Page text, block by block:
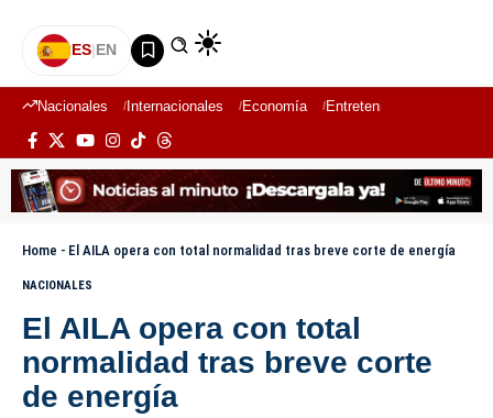
ES|EN
Nacionales Internacionales Economía Entretenimiento
Home - El AILA opera con total normalidad tras breve corte de energía
NACIONALES
El AILA opera con total
normalidad tras breve corte
de energía